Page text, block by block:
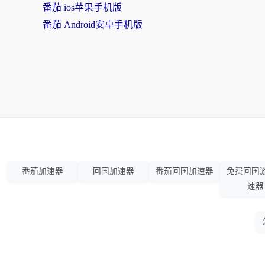
番茄 ios苹果手机版
番茄 Android安卓手机版
番茄加速器 回国加速器 番茄回国加速器
免费回国
速器